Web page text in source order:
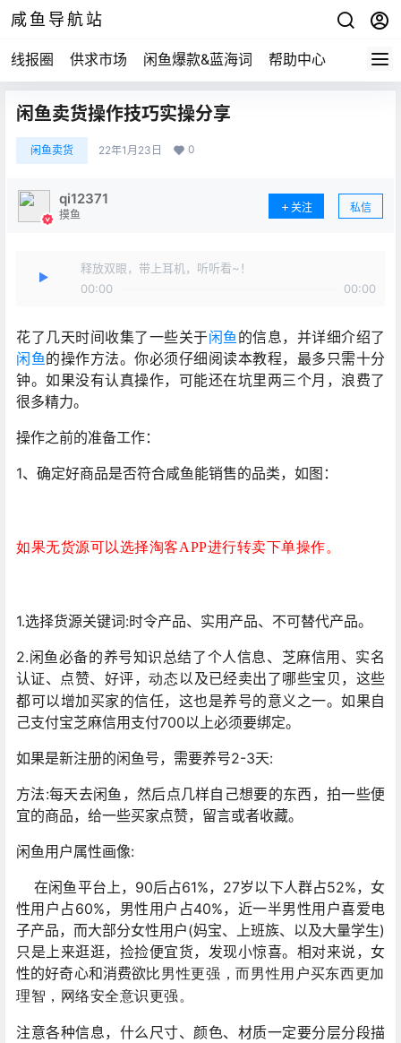
咸鱼导航站
线报圈 供求市场 闲鱼爆款&蓝海词 帮助中心
闲鱼卖货操作技巧实操分享
闲鱼卖货 22年1月23日 0
qi12371
摸鱼
关注 私信
释放双眼，带上耳机，听听看~！
00:00
00:00
花了几天时间收集了一些关于闲鱼的信息，并详细介绍了
闲鱼的操作方法。你必须仔细阅读本教程，最多只需十分
钟。如果没有认真操作，可能还在坑里两三个月，浪费了
很多精力。
操作之前的准备工作：
1、确定好商品是否符合咸鱼能销售的品类，如图：
如果无货源可以选择淘客APP进行转卖下单操作。
1.选择货源关键词:时令产品、实用产品、不可替代产品。
2.闲鱼必备的养号知识总结了个人信息、芝麻信用、实名
认证、点赞、好评，动态以及已经卖出了哪些宝贝，这些
都可以增加买家的信任，这也是养号的意义之一。如果自
己支付宝芝麻信用支付700以上必须要绑定。
如果是新注册的闲鱼号，需要养号2-3天:
方法:每天去闲鱼，然后点几样自己想要的东西，拍一些便
宜的商品，给一些买家点赞，留言或者收藏。
闲鱼用户属性画像:
在闲鱼平台上，90后占61%，27岁以下人群占52%，女
性用户占60%，男性用户占40%，近一半男性用户喜爱电
子产品，而大部分女性用户(妈宝、上班族、以及大量学生)
只是上来逛逛，捡捡便宜货，发现小惊喜。相对来说，女
性的好奇心和消费欲比男性更强，而男性用户买东西更加
理智，网络安全意识更强。
注意各种信息，什么尺寸、颜色、材质一定要分层分段描